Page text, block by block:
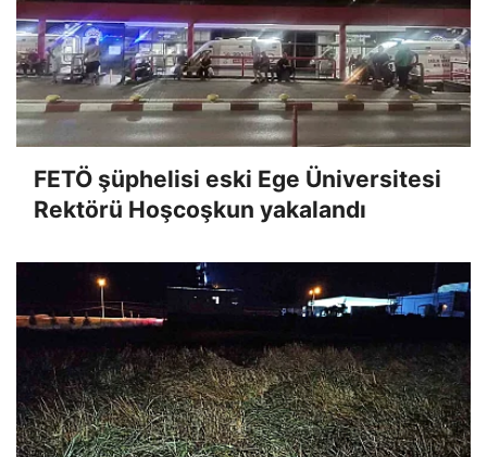
FETÖ şüphelisi eski Ege Üniversitesi
Rektörü Hoşcoşkun yakalandı